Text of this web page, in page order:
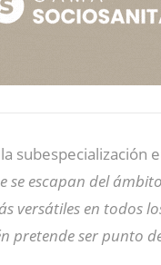
subespecialización
se escapan del
versátiles en todos
pretende ser punto